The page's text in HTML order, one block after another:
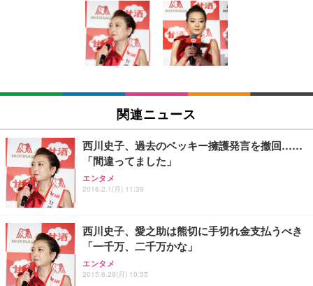
[EdoErgo] オフィスチェア 椅子 テレワーク 疲れな
い 跳ね上げ式アームレスト コンパクト 約105度ロッ
キング pc 事務椅子 360度回転 座面昇降 強化ナイロ
ン樹脂ベース 通気性メッシュ 在宅ワーク H-WY01
(黒網+黒枠+黒足)
￥5,699
SIHOO B100 オフィスチェア／デスクチェア メッシ
ュチェア 人間工学 疲れない ブラック
￥27,999
Sezlife オフィスチェア デスクチェア 疲れない テレ
ワーク チェア 強化バックレスト 30度ロッキング機
能 人間工学 椅子 腰サポート 90度跳ね上げ式アーム
務用 おしゃれ パソコンチェア (ブラック)
Sezlife オフィスチェア デスクチェア 疲れない テレ
ワーク チェア 強化バックレスト 30度ロッキング機
能 人間工学 椅子 腰サポート 90度跳ね上げ式アーム
EIZO ビジネス向けプレミアムモニター | FlexScan
EV3240X-WT | 31.5型4K UHD・USB Type-C・ホワ
イト
￥105,595
EIZO ビジネス向けプレミアムモニター | FlexScan
￥109,572
【純正品】27"ゲーミングモニター DualSense 充電
フック付き（CFI-ZDM1J）
【整備済み品】Dell E2724HS 27インチ 液晶モニタ
ー フルHD（1920×1080）VA 非光沢 HDMI/DisplayP
ort/VGA スピーカー内蔵 高さ調整 スイベル VESA対
Amazonベーシック ペットシーツ 薄型 レギュラー 1
回使い捨て 無香料 ホワイト 300枚
￥3,373
Amazonベーシック ペットシーツ 厚型 ワイド 42枚
x2袋(84枚) ホワイト(吸収面:ライトブルー)
￥3,234
ネオ・ルーライフ ネオ・オムツ L 中型犬用 26枚入
り 単品
Smart Basic(スマートベーシック) 【Amazon.co.jp
限定】 Smart Basic アイリスオーヤマ ペットシーツ
超厚型 お徳用 ワイド 100枚入 (x 1) (ケース販売)
関連ニュース
西川史子、過去のベッキー擁護発言を撤回……
「間違ってました」
エンタメ
2016.2.1(月) 11:39
西川史子、愛之助は熊切に手切れ金支払うべき
「一千万、二千万かな」
エンタメ
2015.6.29(月) 10:55